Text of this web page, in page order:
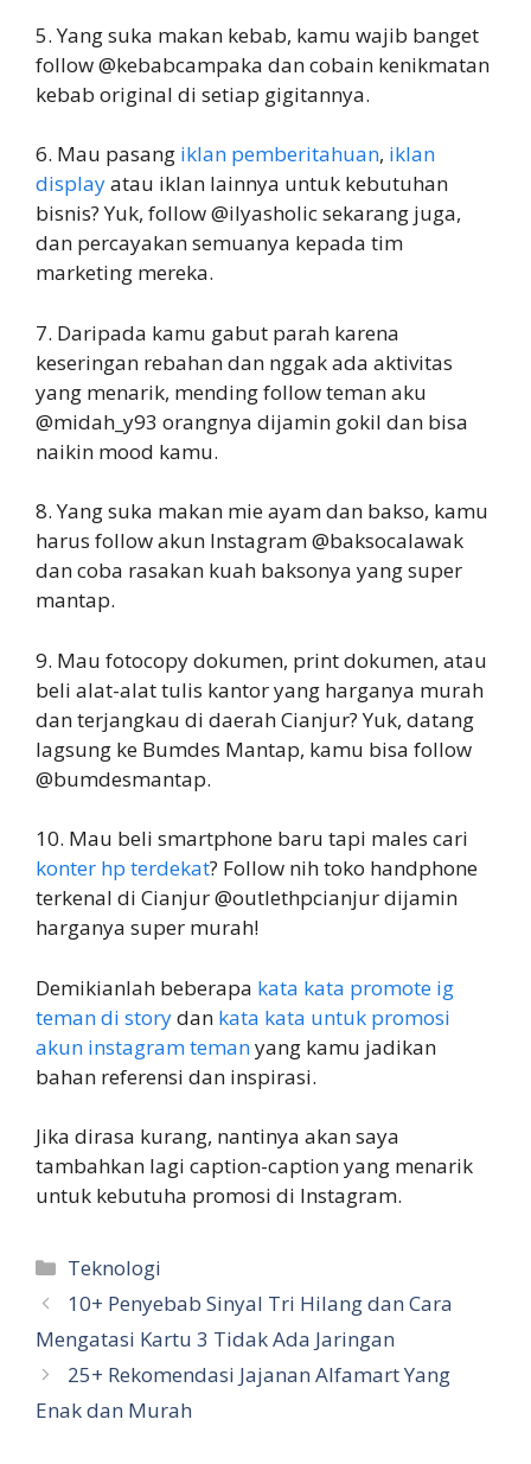
5. Yang suka makan kebab, kamu wajib banget
follow @kebabcampaka dan cobain kenikmatan
kebab original di setiap gigitannya.
6. Mau pasang iklan pemberitahuan, iklan
displayatau iklan lainnya untuk kebutuhan
bisnis? Yuk, follow @ilyasholic sekarang juga,
dan percayakan semuanya kepada tim
marketing mereka.
7. Daripada kamu gabut parah karena
keseringan rebahan dan nggak ada aktivitas
yang menarik, mending follow teman aku
@midah_y93 orangnya dijamin gokil dan bisa
naikin mood kamu.
8. Yang suka makan mie ayam dan bakso, kamu
harus follow akun Instagram @baksocalawak
dan coba rasakan kuah baksonya yang super
mantap.
9. Mau fotocopy dokumen, print dokumen, atau
beli alat-alat tulis kantor yang harganya murah
dan terjangkau di daerah Cianjur? Yuk, datang
lagsung ke Bumdes Mantap, kamu bisa follow
@bumdesmantap.
10. Mau beli smartphone baru tapi males cari
konter hp terdekat? Follow nih toko handphone
terkenal di Cianjur @outlethpcianjur dijamin
harganya super murah!
Demikianlah beberapa kata kata promote ig
teman di storydan kata kata untuk promosi
akun instagram temanyang kamu jadikan
bahan referensi dan inspirasi.
Jika dirasa kurang, nantinya akan saya
tambahkan lagi caption-caption yang menarik
untuk kebutuha promosi di Instagram.
Kategori
Teknologi
10+ Penyebab Sinyal Tri Hilang dan Cara
Mengatasi Kartu 3 Tidak Ada Jaringan
25+ Rekomendasi Jajanan Alfamart Yang
Enak dan Murah